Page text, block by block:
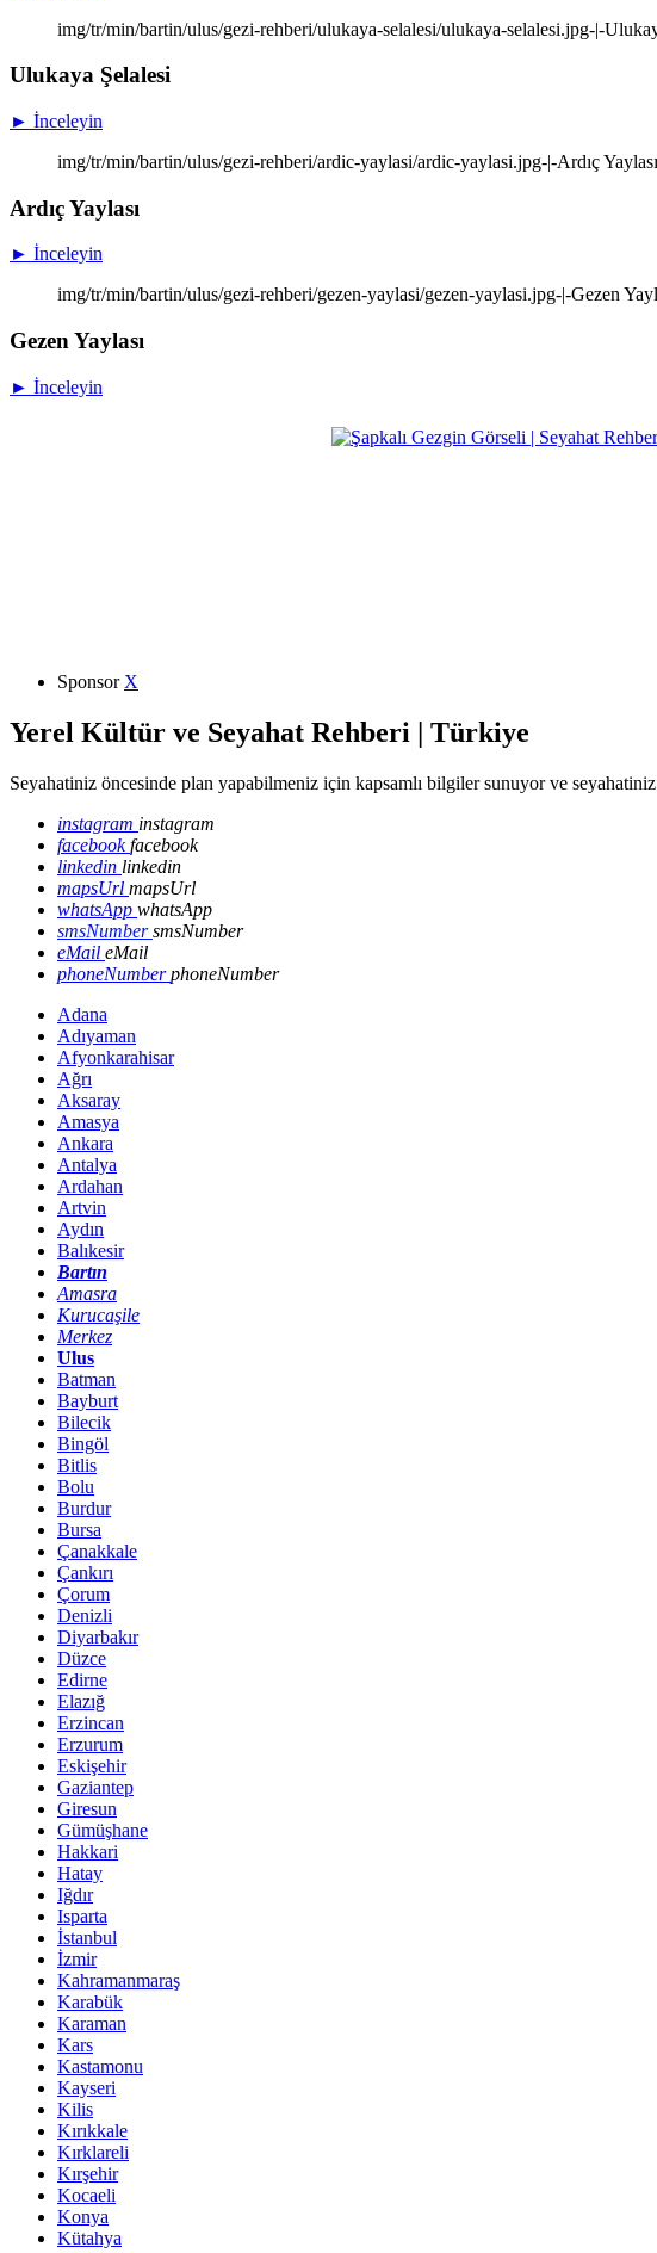
img/tr/min/bartin/ulus/gezi-rehberi/ulukaya-selalesi/ulukaya-selalesi.jpg-|-
Ulukaya Şelalesi
► İnceleyin
img/tr/min/bartin/ulus/gezi-rehberi/ardic-yaylasi/ardic-yaylasi.jpg-|-Ardıç
Ardıç Yaylası
► İnceleyin
img/tr/min/bartin/ulus/gezi-rehberi/gezen-yaylasi/gezen-yaylasi.jpg-|-Gezen
Gezen Yaylası
► İnceleyin
Sponsor X
Yerel Kültür ve Seyahat Rehberi | Türkiye
Seyahatiniz öncesinde plan yapabilmeniz için kapsamlı bilgiler sunuyor ve
instagram instagram
facebookfacebook
linkedin linkedin
mapsUrl mapsUrl
whatsApp whatsApp
smsNumbersmsNumber
eMail eMail
phoneNumberphoneNumber
Adana
Adıyaman
Afyonkarahisar
Ağrı
Aksaray
Amasya
Ankara
Antalya
Ardahan
Artvin
Aydın
Balıkesir
Bartın
Amasra
Kurucaşile
Merkez
Ulus
Batman
Bayburt
Bilecik
Bingöl
Bitlis
Bolu
Burdur
Bursa
Çanakkale
Çankırı
Çorum
Denizli
Diyarbakır
Düzce
Edirne
Elazığ
Erzincan
Erzurum
Eskişehir
Gaziantep
Giresun
Gümüşhane
Hakkari
Hatay
Iğdır
Isparta
İstanbul
İzmir
Kahramanmaraş
Karabük
Karaman
Kars
Kastamonu
Kayseri
Kilis
Kırıkkale
Kırklareli
Kırşehir
Kocaeli
Konya
Kütahya